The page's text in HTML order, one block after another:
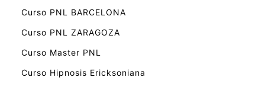
Curso PNL BARCELONA
Curso PNL ZARAGOZA
Curso Master PNL
Curso Hipnosis Ericksoniana